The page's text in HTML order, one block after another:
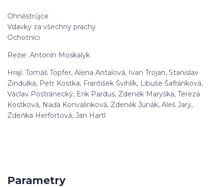
Ohněstrůjce
Vdavky za všechny prachy
Ochotníci
Režie: Antonín Moskalyk
Hrají: Tomáš Töpfer, Alena Antalová, Ivan Trojan, Stanislav
Zindulka, Petr Kostka, František Švihlík, Libuše Šafránková,
Václav Postránecký, Erik Pardus, Zdeněk Maryška, Tereza
Kostková, Naďa Konvalinková, Zdeněk Junák, Aleš Jarý,
Zdeňka Herfortová, Jan Hartl
Parametry